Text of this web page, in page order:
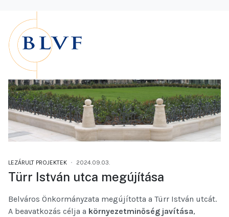
LEZÁRULT PROJEKTEK 2024.09.03.
Türr István utca megújítása
Belváros Önkormányzata megújította a Türr István utcát.
A beavatkozás célja a környezetminőség javítása,